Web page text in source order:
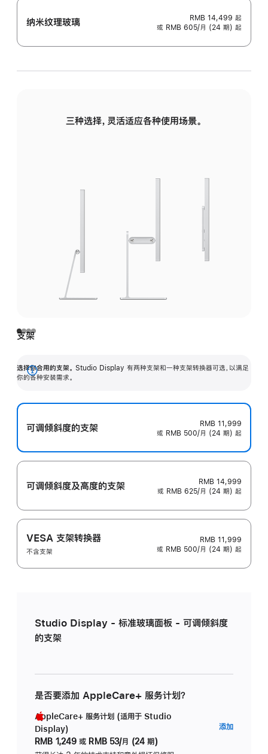
纳米纹理玻璃 RMB 14,499 起
或 RMB 605/月 (24 期) 起
三种选择，灵活适应各种使用场景。
支架
选择你合用的支架。 Studio Display 有两种支架和一种支架转换器可选，以满足
你的各种安装需求。
展
可调倾斜度的支架
RMB 11,999
或 RMB 500/月 (24 期) 起
可调倾斜度及高‍度的支‍架
RMB 14,999
或 RMB 625/月 (24 期) 起
VESA 支架转换器
不含支架
RMB 11,999
或 RMB 500/月 (24 期) 起
Studio Display - 标准玻璃面板 - 可调倾斜度
的支架
是否要添加 AppleCare+ 服务计划？
AppleCare+ 服务计划 (适用于 Studio
Display)
RMB 1,249 或 RMB 53/月 (24 期)
添加